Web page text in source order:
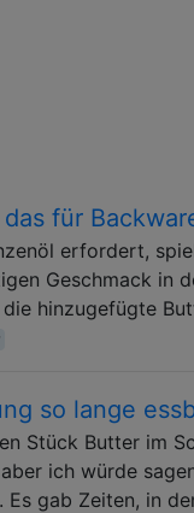
für
erfordert,
Geschmack in
hinzugefügte
so lange
Stück Butter im
ich würde
gab Zeiten, in